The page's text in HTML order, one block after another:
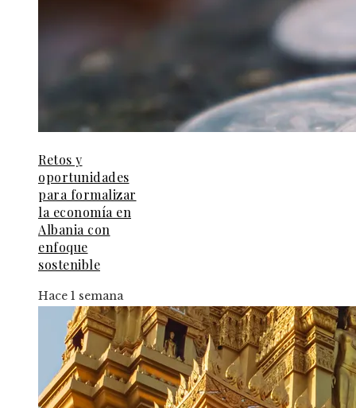
Retos y
oportunidades
para formalizar
la economía en
Albania con
enfoque
sostenible
Hace 1 semana